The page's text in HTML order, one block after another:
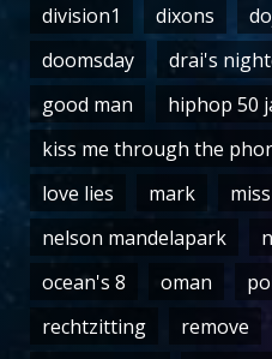
division1
dixons
doomsday
drai's
good man
hiphop 50
kiss me through the
love lies
mark
nelson mandelapark
ocean's 8
oman
rechtzitting
remove